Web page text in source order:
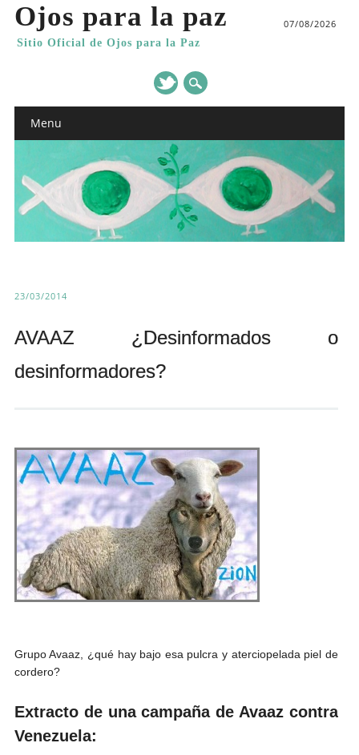
Ojos para la paz
Sitio Oficial de Ojos para la Paz
07/08/2026
Main menu
Menu
23/03/2014
AVAAZ ¿Desinformados o
desinformadores?
Grupo Avaaz, ¿qué hay bajo esa pulcra y aterciopelada piel de
cordero?
Extracto de una campaña de Avaaz contra
Venezuela: